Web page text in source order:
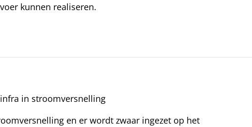
kunnen realiseren.
in stroomversnelling
en er wordt zwaar ingezet op het